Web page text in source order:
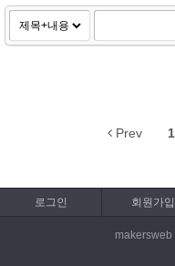
Prev 1
로그인 회원가입